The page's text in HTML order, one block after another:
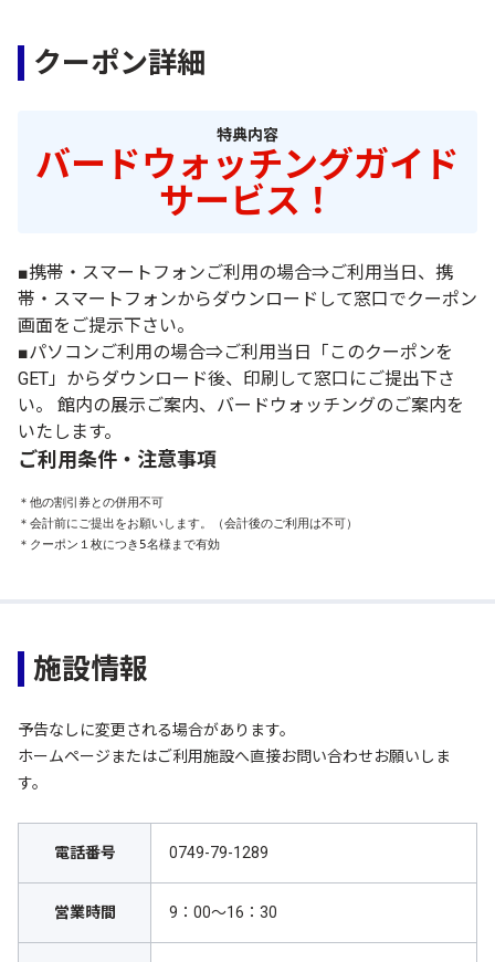
クーポン詳細
特典内容
バードウォッチングガイド
サービス！
■携帯・スマートフォンご利用の場合⇒ご利用当日、携
帯・スマートフォンからダウンロードして窓口でクーポン
画面をご提示下さい。
■パソコンご利用の場合⇒ご利用当日「このクーポンを
GET」からダウンロード後、印刷して窓口にご提出下さ
い。 館内の展示ご案内、バードウォッチングのご案内を
いたします。
ご利用条件・注意事項
＊他の割引券との併用不可
＊会計前にご提出をお願いします。（会計後のご利用は不可）
＊クーポン１枚につき5名様まで有効
施設情報
予告なしに変更される場合があります。
ホームページまたはご利用施設へ直接お問い合わせお願いしま
す。
電話番号 0749-79-1289
営業時間 9：00～16：30